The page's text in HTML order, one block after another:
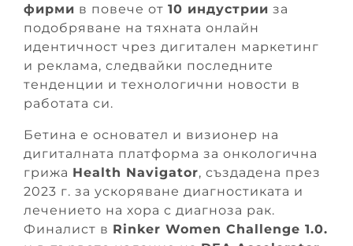
фирми в повече от 10 индустрии за
подобряване на тяхната онлайн
идентичност чрез дигитален маркетинг
и реклама, следвайки последните
тенденции и технологични новости в
работата си.
Бетина е основател и визионер на
дигиталната платформа за онкологична
грижа Health Navigator, създадена през
2023 г. за ускоряване диагностиката и
лечението на хора с диагноза рак.
Финалист в Rinker Women Challenge 1.0.